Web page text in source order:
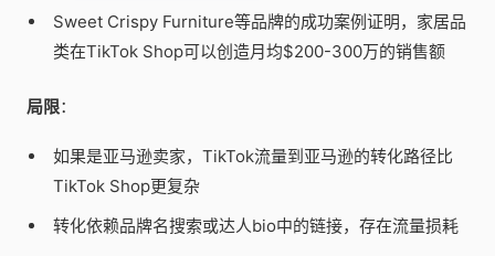
Sweet Crispy Furniture等品牌的成功案例证明，家居品
类在TikTok Shop可以创造月均$200-300万的销售额
局限：
如果是亚马逊卖家，TikTok流量到亚马逊的转化路径比
TikTok Shop更复杂
转化依赖品牌名搜索或达人bio中的链接，存在流量损耗